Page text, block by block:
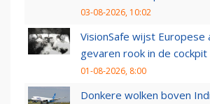
03-08-2026, 10:02
VisionSafe wijst Europese
gevaren rook in de cockpit
01-08-2026, 8:00
Donkere wolken boven